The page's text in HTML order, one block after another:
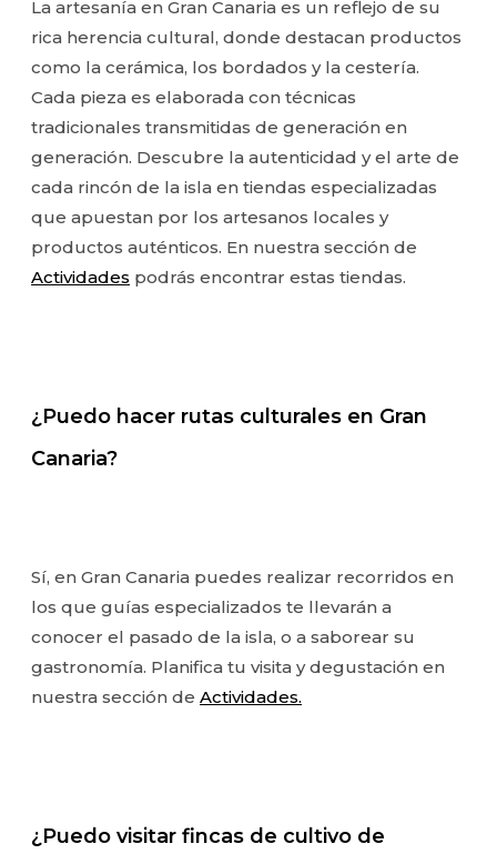
La artesanía en Gran Canaria es un reflejo de su
rica herencia cultural, donde destacan productos
como la cerámica, los bordados y la cestería.
Cada pieza es elaborada con técnicas
tradicionales transmitidas de generación en
generación. Descubre la autenticidad y el arte de
cada rincón de la isla en tiendas especializadas
que apuestan por los artesanos locales y
productos auténticos. En nuestra sección de
Actividades podrás encontrar estas tiendas.
¿Puedo hacer rutas culturales en Gran
Canaria?
Sí, en Gran Canaria puedes realizar recorridos en
los que guías especializados te llevarán a
conocer el pasado de la isla, o a saborear su
gastronomía. Planifica tu visita y degustación en
nuestra sección de Actividades.
¿Puedo visitar fincas de cultivo de